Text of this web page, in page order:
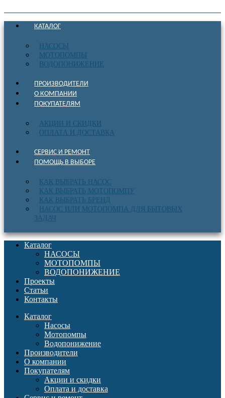
КАТАЛОГ
НАСОСЫ
МОТОПОМПЫ
ВОДОПОНИЖЕНИЕ
ПРОИЗВОДИТЕЛИ
О КОМПАНИИ
ПОКУПАТЕЛЯМ
АКЦИИ И СКИДКИ
ОПЛАТА И ДОСТАВКА
СЕРВИС И РЕМОНТ
ПОМОЩЬ В ВЫБОРЕ
КАК ВЫБРАТЬ НАСОС
КАК ВЫБРАТЬ МОТОПОМПУ
КАК ВЫБРАТЬ БРЕНД
НАСОС ИЛИ МОТОПОМПА ДЛЯ БЫТОВЫХ
ЗАДАЧ
Каталог
НАСОСЫ
МОТОПОМПЫ
ВОДОПОНИЖЕНИЕ
Проекты
Статьи
Контакты
Каталог
Насосы
Мотопомпы
Водопонижение
Производители
О компании
Покупателям
Акции и скидки
Оплата и доставка